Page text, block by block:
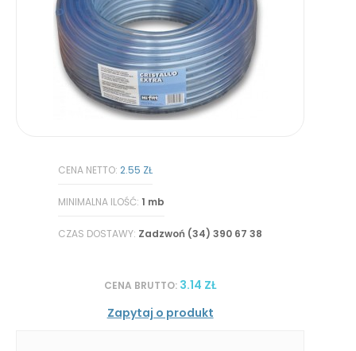
CENA NETTO:2.55 ZŁ
MINIMALNA ILOŚĆ:1 mb
CZAS DOSTAWY: Zadzwoń (34) 390 67 38
CENA BRUTTO: 3.14 ZŁ
Zapytaj o produkt